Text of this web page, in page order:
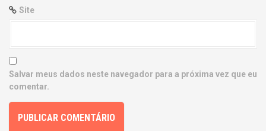
Site
Salvar meus dados neste navegador para a próxima vez que eu
comentar.